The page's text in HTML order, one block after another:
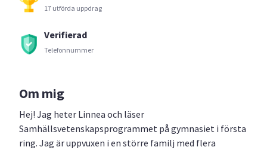
17 utförda uppdrag
Verifierad
Telefonnummer
Om mig
Hej! Jag heter Linnea och läser
Samhällsvetenskapsprogrammet på gymnasiet i första
ring. Jag är uppvuxen i en större familj med flera